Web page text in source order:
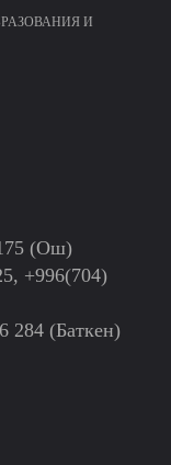
И
(Ош)
+996(704)
284 (Баткен)